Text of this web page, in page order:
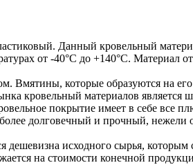
Данный кровельный
от -40°C до +140°C. Материал
Вмятины, которые образуются на
кровельный материалов
покрытие имеет в себе все
долговечный и прочный,
исходного сырья,
на стоимости конечной